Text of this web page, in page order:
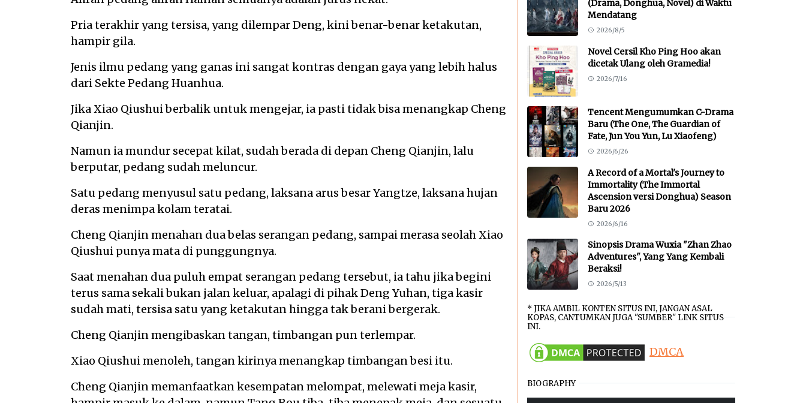
Pria terakhir yang tersisa, yang dilempar Deng, kini benar-benar ketakutan,
hampir gila.
Jenis ilmu pedang yang ganas ini sangat kontras dengan gaya yang lebih halus
dari Sekte Pedang Huanhua.
Jika Xiao Qiushui berbalik untuk mengejar, ia pasti tidak bisa menangkap Cheng
Qianjin.
Namun ia mundur secepat kilat, sudah berada di depan Cheng Qianjin, lalu
berputar, pedang sudah meluncur.
Satu pedang menyusul satu pedang, laksana arus besar Yangtze, laksana hujan
deras menimpa kolam teratai.
Cheng Qianjin menahan dua belas serangan pedang, sampai merasa seolah Xiao
Qiushui punya mata di punggungnya.
Saat menahan dua puluh empat serangan pedang tersebut, ia tahu jika begini
terus sama sekali bukan jalan keluar, apalagi di pihak Deng Yuhan, tiga kasir
sudah mati, tersisa satu yang ketakutan hingga tak berani bergerak.
Cheng Qianjin mengibaskan tangan, timbangan pun terlempar.
Xiao Qiushui menoleh, tangan kirinya menangkap timbangan besi itu.
Cheng Qianjin memanfaatkan kesempatan melompat, melewati meja kasir,
(Drama, Donghua, Novel) di Waktu
Mendatang
2026/8/5
Novel Cersil Kho Ping Hoo akan
dicetak Ulang oleh Gramedia!
2026/7/16
Tencent Mengumumkan C-Drama
Baru (The One, The Guardian of
Fate, Jun You Yun, Lu Xiaofeng)
2026/6/26
A Record of a Mortal's Journey to
Immortality (The Immortal
Ascension versi Donghua) Season
Baru 2026
2026/6/16
Sinopsis Drama Wuxia "Zhan Zhao
Adventures", Yang Yang Kembali
Beraksi!
2026/5/13
* JIKA AMBIL KONTEN SITUS INI, JANGAN ASAL
KOPAS, CANTUMKAN JUGA "SUMBER" LINK SITUS
INI.
DMCA
BIOGRAPHY